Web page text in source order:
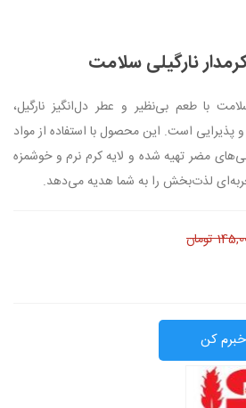
با طعم بی‌نظیر و عطر دل‌انگیز نارگیل،
پذیرایی است. این محصول با استفاده از مواد
مضر تهیه شده و لایه کرم نرم و خوشمزه
لذت‌بخش را به شما هدیه می‌دهد.
تومان
کن